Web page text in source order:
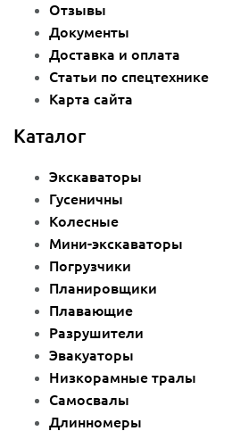
Отзывы
Документы
Доставка и оплата
Статьи по спецтехнике
Карта сайта
Каталог
Экскаваторы
Гусеничны
Колесные
Мини-экскаваторы
Погрузчики
Планировщики
Плавающие
Разрушители
Эвакуаторы
Низкорамные тралы
Самосвалы
Длинномеры